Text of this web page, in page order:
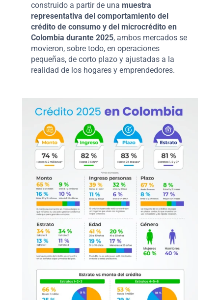
construido a partir de una muestra
representativa del comportamiento del
crédito de consumo y del microcrédito en
Colombia durante 2025, ambos mercados se
movieron, sobre todo, en operaciones
pequeñas, de corto plazo y ajustadas a la
realidad de los hogares y emprendedores.